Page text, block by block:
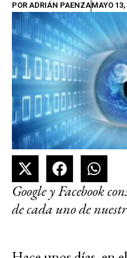
POR ADRIÁN PAENZAMAYO
Google y Facebook
de cada uno de